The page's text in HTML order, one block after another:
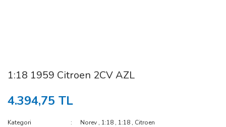
1:18 1959 Citroen 2CV AZL
4.394,75 TL
Kategori Norev , 1:18 , 1:18 , Citroen